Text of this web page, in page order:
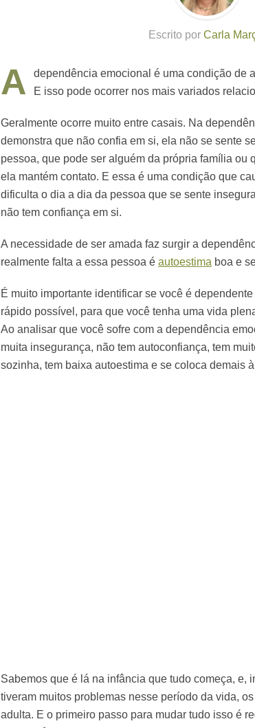
Escrito por Carla
A
dependência emocional é uma condição de
E isso pode ocorrer nos mais variados
Geralmente ocorre muito entre casais. Na
demonstra que não confia em si, ela não se sente
pessoa, que pode ser alguém da própria família ou
ela mantém contato. E essa é uma condição que
dificulta o dia a dia da pessoa que se sente
não tem confiança em si.
A necessidade de ser amada faz surgir a
realmente falta a essa pessoa é autoestima boa e
É muito importante identificar se você é
rápido possível, para que você tenha uma vida
Ao analisar que você sofre com a dependência
muita insegurança, não tem autoconfiança, tem
sozinha, tem baixa autoestima e se coloca demais
Sabemos que é lá na infância que tudo começa, e,
tiveram muitos problemas nesse período da vida,
adulta. E o primeiro passo para mudar tudo isso é